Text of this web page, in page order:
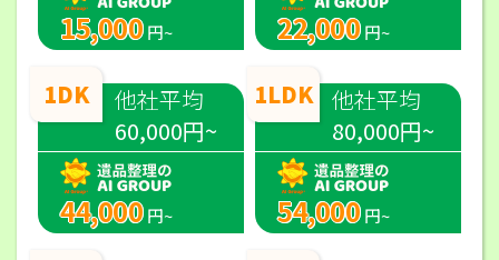
15,000 円~
1DK
他社平均
60,000円~
44,000 円~
22,000 円~
1LDK 他社平均
80,000円~
54,000 円~